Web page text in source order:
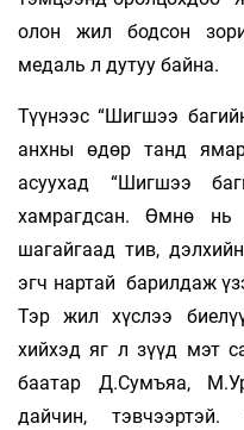
олон жил бодсон
медаль л дутуу байна.
Түүнээс “Шигшээ
анхны өдөр танд
асуухад “Шигшээ
хамрагдсан. Өмнө нь
шагайгаад тив,
эгч нартай барилдаж
Тэр жил хүслээ
хийхэд яг л зүүд мэт
баатар Д.Сумъяа,
дайчин, тэвчээртэй.